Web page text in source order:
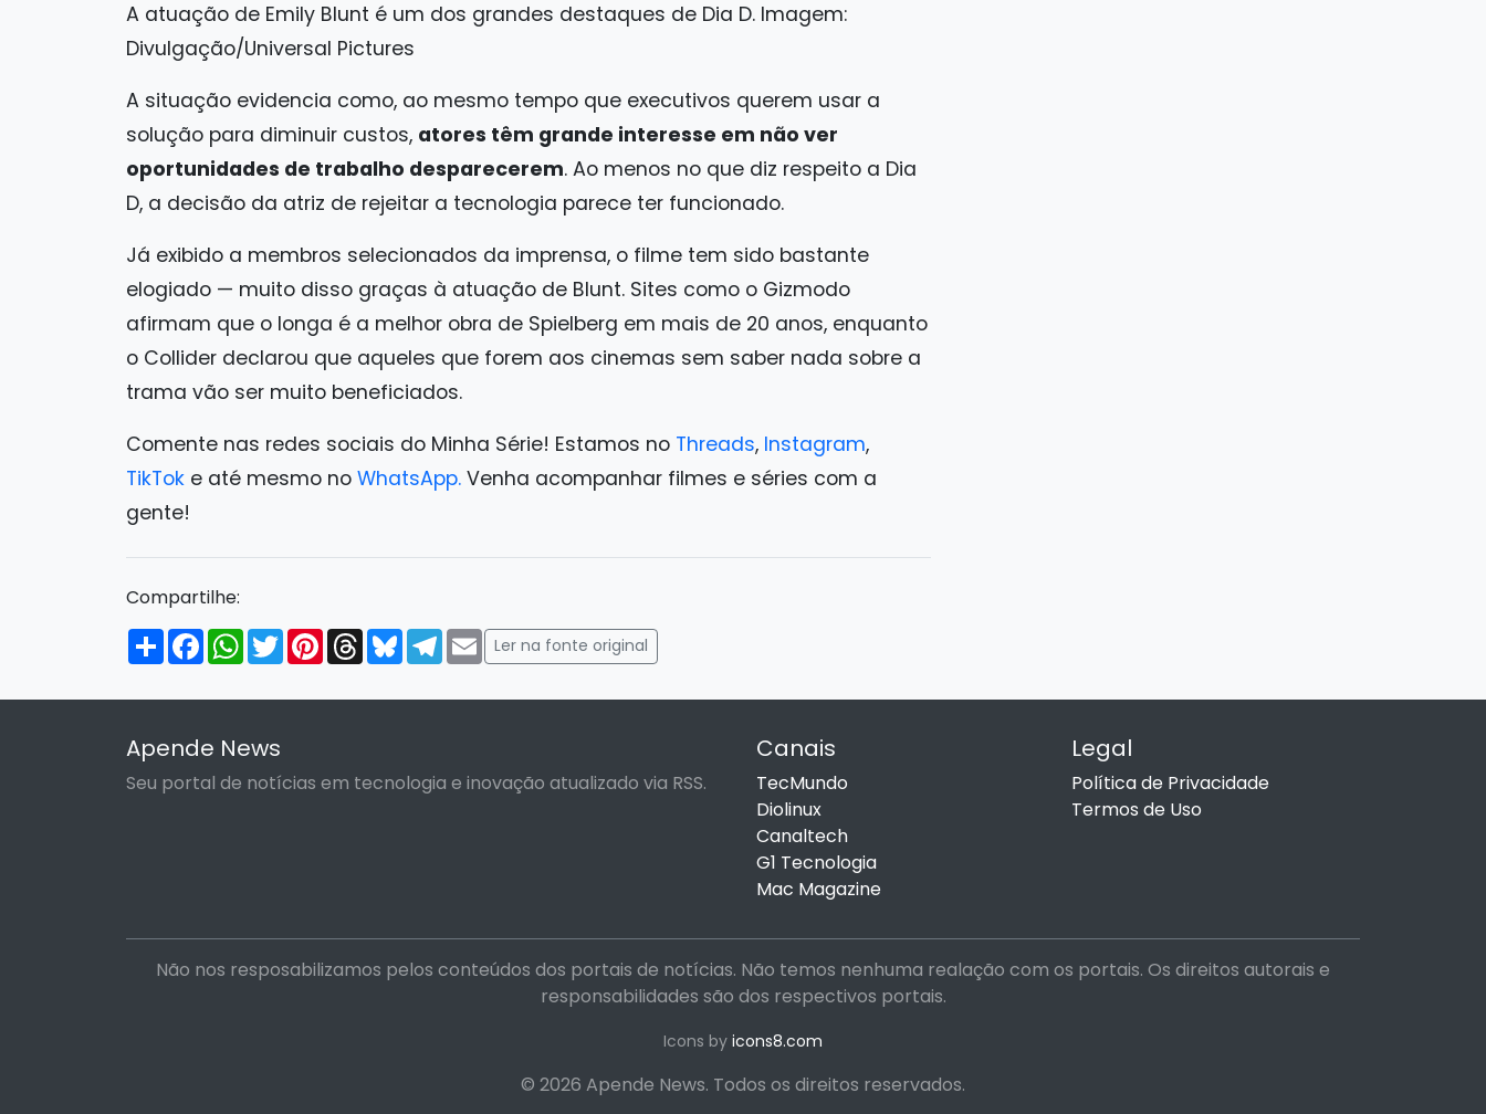
A atuação de Emily Blunt é um dos grandes destaques de Dia D. Imagem:
Divulgação/Universal Pictures
A situação evidencia como, ao mesmo tempo que executivos querem usar a
solução para diminuir custos, atores têm grande interesse em não ver
oportunidades de trabalho desparecerem. Ao menos no que diz respeito a Dia
D, a decisão da atriz de rejeitar a tecnologia parece ter funcionado.
Já exibido a membros selecionados da imprensa, o filme tem sido bastante
elogiado — muito disso graças à atuação de Blunt. Sites como o Gizmodo
afirmam que o longa é a melhor obra de Spielberg em mais de 20 anos, enquanto
o Collider declarou que aqueles que forem aos cinemas sem saber nada sobre a
trama vão ser muito beneficiados.
Comente nas redes sociais do Minha Série! Estamos no Threads, Instagram,
TikTok e até mesmo no WhatsApp. Venha acompanhar filmes e séries com a
gente!
Compartilhe:
Compartilhar
FacebookWhatsApp
TwitterPinterestThreadsBlueskyTelegram
Email
Ler na fonte original
Apende News
Seu portal de notícias em tecnologia e inovação atualizado via RSS.
Canais
TecMundo
Diolinux
Canaltech
G1 Tecnologia
Mac Magazine
Legal
Política de Privacidade
Termos de Uso
Não nos resposabilizamos pelos conteúdos dos portais de notícias. Não temos nenhuma realação com os portais. Os direitos autorais e
responsabilidades são dos respectivos portais.
Icons by icons8.com
© 2026 Apende News. Todos os direitos reservados.